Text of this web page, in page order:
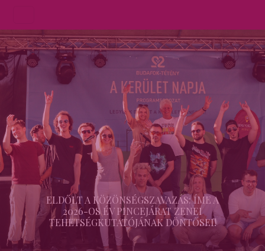
ELDŐLT A KÖZÖNSÉGSZAVAZÁS: ÍME A
2026-OS ÉV PINCEJÁRAT ZENEI
TEHETSÉGKUTATÓJÁNAK DÖNTŐSEI!